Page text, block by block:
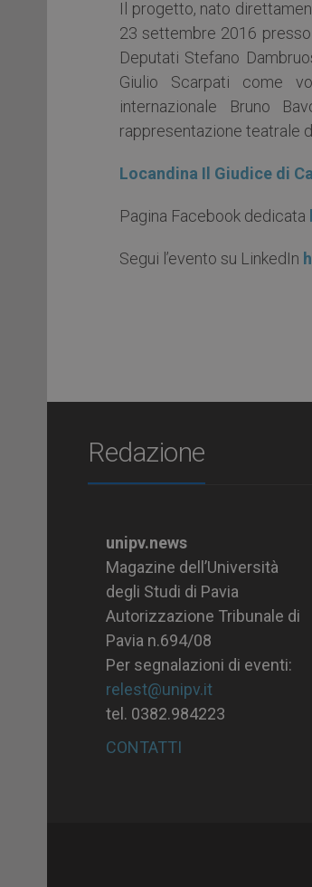
Il progetto, nato
23 settembre 2016
Deputati Stefano
Giulio Scarpati come
internazionale Bruno
rappresentazione teatrale
Locandina Il Giudice di
Pagina Facebook dedicata
Segui l’evento su LinkedIn
Redazione
unipv.news
Magazine dell’Università
degli Studi di Pavia
Autorizzazione Tribunale di
Pavia n.694/08
Per segnalazioni di eventi:
relest@unipv.it
tel. 0382.984223
CONTATTI